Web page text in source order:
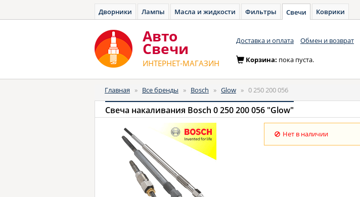
Дворники Лампы Масла и жидкости Фильтры Свечи Коврики
Авто
Cвечи
ИНТЕРНЕТ-МАГАЗИН
Доставка и оплата Обмен и возврат
Корзина: пока пуста.
Главная » Все бренды » Bosch » Glow » 0 250 200 056
Свеча накаливания Bosch 0 250 200 056 "Glow"
Нет в наличии